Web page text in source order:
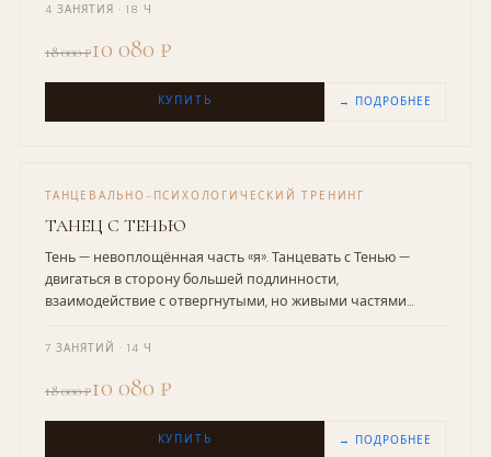
4 ЗАНЯТИЯ · 18 Ч
18 000 ₽10 080 ₽
КУПИТЬ → ПОДРОБНЕЕ
ТАНЦЕВАЛЬНО-ПСИХОЛОГИЧЕСКИЙ ТРЕНИНГ
ТАНЕЦ С ТЕНЬЮ
Тень — невоплощённая часть «я». Танцевать с Тенью —
двигаться в сторону большей подлинности,
взаимодействие с отвергнутыми, но живыми частями
7 ЗАНЯТИЙ · 14 Ч
18 000 ₽10 080 ₽
КУПИТЬ → ПОДРОБНЕЕ